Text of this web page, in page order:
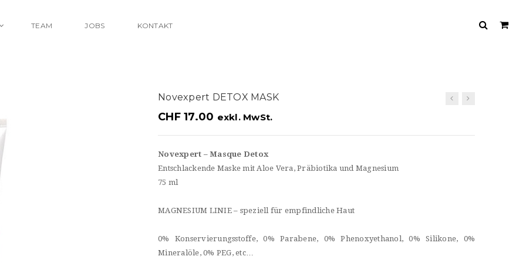
TEAM JOBS KONTAKT
Novexpert DETOX MASK
CHF17.00 exkl. MwSt.
Novexpert – Masque Detox
Entschlackende Maske mit Aloe Vera, Präbiotika und Magnesium
75 ml
MAGNESIUM LINIE – speziell für empfindliche Haut
0% Konservierungsstoffe, 0% Parabene, 0% Phenoxyethanol, 0% Silikone, 0%
Mineralöle, 0% PEG, etc…